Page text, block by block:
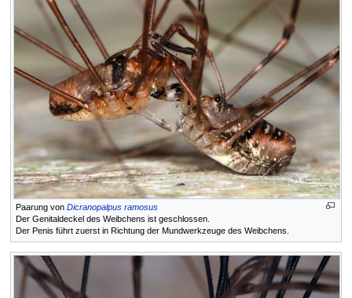
Paarung von Dicranopalpus ramosus
Der Genitaldeckel des Weibchens ist geschlossen.
Der Penis führt zuerst in Richtung der Mundwerkzeuge des Weibchens.